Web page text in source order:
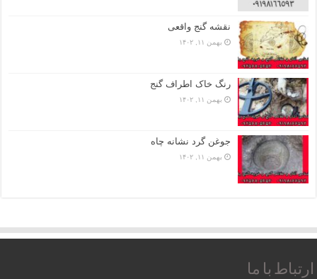
نقشه گنج واقعی
بهمن ۱۱, ۱۴۰۲
رنگ خاک اطراف گنج
بهمن ۱۱, ۱۴۰۲
جوغن گرد نشانه چاه
بهمن ۱۱, ۱۴۰۲
ارتباط با ما